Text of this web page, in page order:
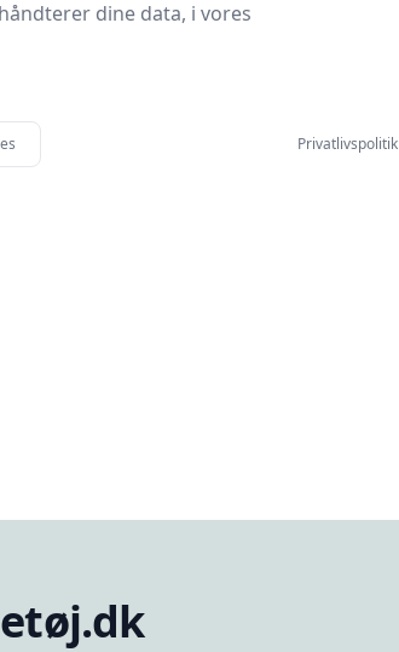
for at andre gider
mindre man virkelig
kan give.
kan du bruge både
dine data, i vores
Privatlivspolitik